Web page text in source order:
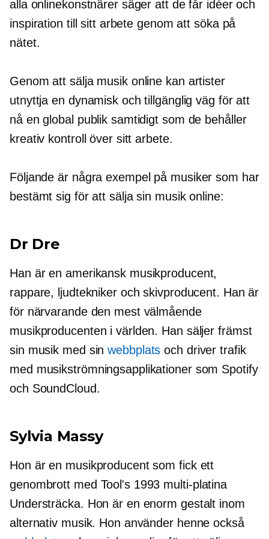
alla onlinekonstnärer säger att de får idéer och
inspiration till sitt arbete genom att söka på
nätet.
Genom att sälja musik online kan artister
utnyttja en dynamisk och tillgänglig väg för att
nå en global publik samtidigt som de behåller
kreativ kontroll över sitt arbete.
Följande är några exempel på musiker som har
bestämt sig för att sälja sin musik online:
Dr Dre
Han är en amerikansk musikproducent,
rappare, ljudtekniker och skivproducent. Han är
för närvarande den mest välmående
musikproducenten i världen. Han säljer främst
sin musik med sinwebbplats och driver trafik
med musikströmningsapplikationer som Spotify
och SoundCloud.
Sylvia Massy
Hon är en musikproducent som fick ett
genombrott med Tool's 1993 multi-platina
Understräcka. Hon är en enorm gestalt inom
alternativ musik. Hon använder henne också